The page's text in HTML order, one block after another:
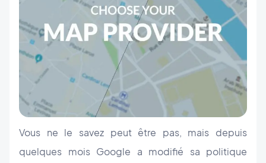
Vous ne le savez peut être pas, mais depuis
quelques mois Google a modifié sa politique